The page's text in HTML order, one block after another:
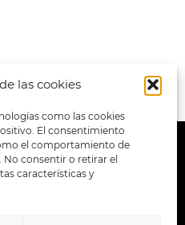
las cookies
como las cookies
El consentimiento
el comportamiento de
consentir o retirar el
características y
DE PAGO: